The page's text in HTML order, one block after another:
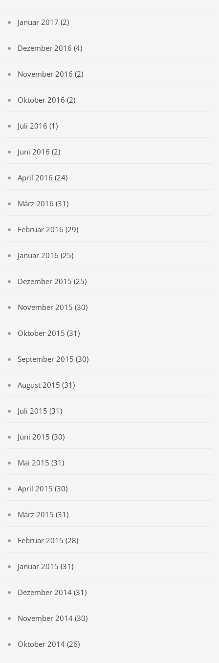
Januar 2017 (2)
Dezember 2016 (4)
November 2016 (2)
Oktober 2016 (2)
Juli 2016 (1)
Juni 2016 (2)
April 2016 (24)
März 2016 (31)
Februar 2016 (29)
Januar 2016 (25)
Dezember 2015 (25)
November 2015 (30)
Oktober 2015 (31)
September 2015 (30)
August 2015 (31)
Juli 2015 (31)
Juni 2015 (30)
Mai 2015 (31)
April 2015 (30)
März 2015 (31)
Februar 2015 (28)
Januar 2015 (31)
Dezember 2014 (31)
November 2014 (30)
Oktober 2014 (26)